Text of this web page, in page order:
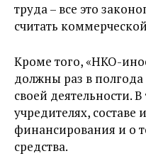
труда – все это
считать
Кроме того, «НКО-
должны раз в
своей деятельности.
учредителях,
финансирования и о
средства.